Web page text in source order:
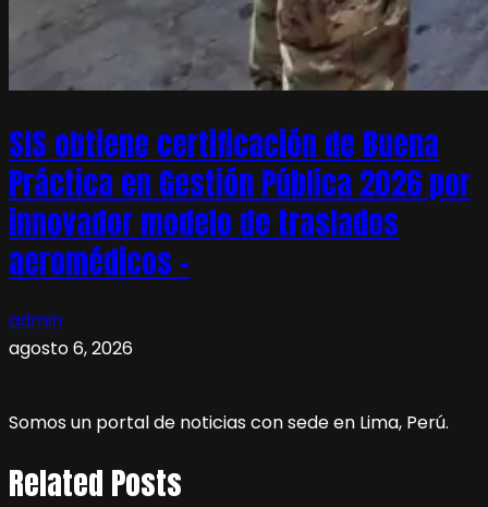
SIS obtiene certificación de Buena
Práctica en Gestión Pública 2026 por
innovador modelo de traslados
aeromédicos –
admin
agosto 6, 2026
Somos un portal de noticias con sede en Lima, Perú.
Related Posts